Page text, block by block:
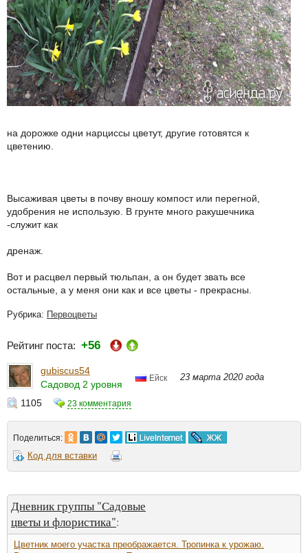
на дорожке одни нарциссы цветут, другие готовятся к
цветению.
Высаживая цветы в почву вношу компост или перегной,
удобрения не использую. В грунте много ракушечника
-служит как
дренаж.
Вот и расцвел первый тюльпан, а он будет звать все
остальные, а у меня они как и все цветы - прекрасны.
Рубрика: Первоцветы
Рейтинг поста: +56
gubiscus54
Садовод 2 уровня
Ейск 23 марта 2020 года
1105 23 комментария
Поделиться:
Код для вставки
Дневник группы "Садовые
цветы и флористика":
Цветник моего участка преображается. Тропинка к урожаю.